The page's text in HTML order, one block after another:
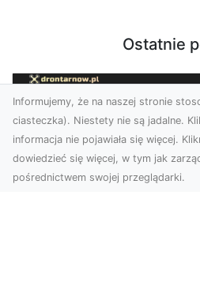
Ostatnie
Informujemy, że na naszej stronie
ciasteczka). Niestety nie są jadalne.
informacja nie pojawiała się więcej.
dowiedzieć się więcej, w tym jak
pośrednictwem swojej przeglądarki.